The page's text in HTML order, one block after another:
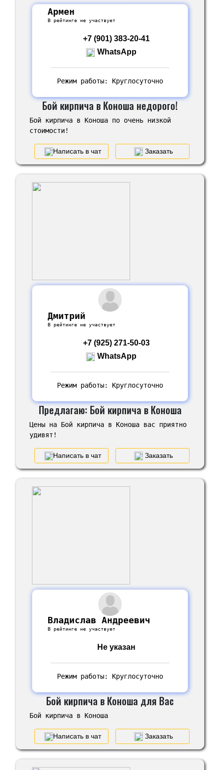
Армен
В рейтинге не участвует
+7 (901) 383-20-41
WhatsApp
Режим работы: Круглосуточно
Бой кирпича в Коноша недорого!
Бой кирпича в Коноша по очень низкой
стоимости!
Написать в чат Заказать
Дмитрий
В рейтинге не участвует
+7 (925) 271-50-03
WhatsApp
Режим работы: Круглосуточно
Предлагаю: Бой кирпича в Коноша
Цены на Бой кирпича в Коноша вас приятно
удивят!
Написать в чат Заказать
Владислав Андреевич
В рейтинге не участвует
Не указан
Режим работы: Круглосуточно
Бой кирпича в Коноша для Вас
Бой кирпича в Коноша
Написать в чат Заказать